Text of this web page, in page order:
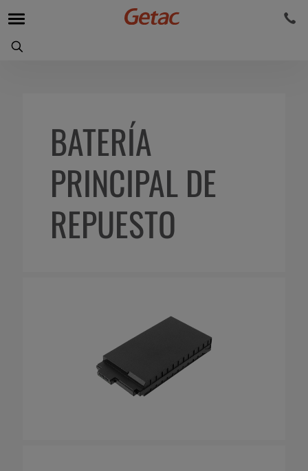
BATERÍA
PRINCIPAL DE
REPUESTO